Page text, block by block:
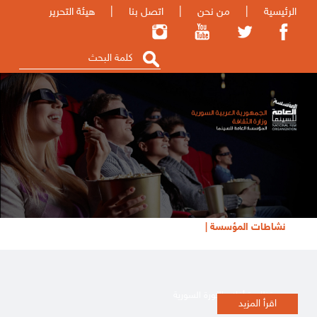
الرئيسية | من نحن | اتصل بنا | هيئة التحرير
نشاطات المؤسسة |
اقرأ المزيد